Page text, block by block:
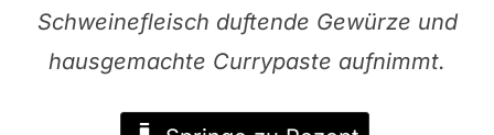
Schweinefleisch duftende Gewürze und
hausgemachte Currypaste aufnimmt.